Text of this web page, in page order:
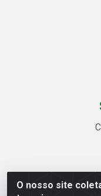
O nosso site
Linhavix